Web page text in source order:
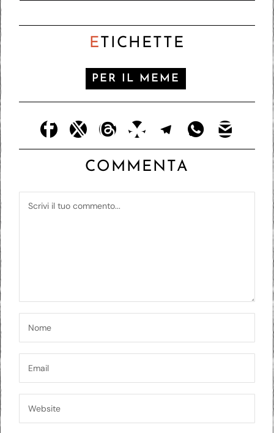
ETICHETTE
PER IL MEME
COMMENTA